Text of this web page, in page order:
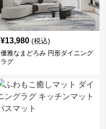
¥13,980 (税込)
優雅なまどろみ 円形ダイニング
ラグ